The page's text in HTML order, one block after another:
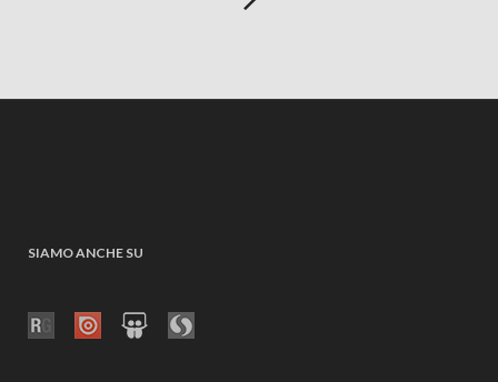
SIAMO ANCHE SU